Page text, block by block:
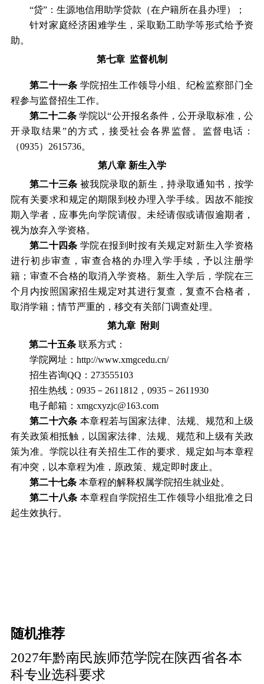
“贷”：生源地信用助学贷款（在户籍所在县办理）；
针对家庭经济困难学生，采取勤工助学等形式给予资
助。
第七章 监督机制
第二十一条 学院招生工作领导小组
、纪检监察部门全
程参与监督招生工作。
第二十二条 学院 以“公开报名条件，公开录取标准，公
开录取结果”的方式，接受社会各界监督。监督电话：
（0935） 2615736。
第八章 新生入学
第二十三条 被我院录取的新生，持录取通知书，按学
院有关要求和规定的期限到校办理入学手续。因故不能按
期入学者，应事先向学院请假。未经请假或请假逾期者，
视为放弃入学资格。
第二十四条 学院在报到时按有关规定对新生入学资格
进行初步审查，审查合格的办理入学手续，予以注册学
籍；审查不合格的取消入学资格。新生入学后， 学院在三
个月内按照国家招生规定对其进行复查，复查不合格者，
取消学籍；情节严重的，移交有关部门调查处理。
第九章 附则
第二十五条 联系方式：
学院网址： http://www.xmgcedu.cn/
招生咨询QQ ： 273555103
招生热线： 0935－ 2611812 ， 0935－ 2611930
电子邮箱： xmgcxyzjc@163.com
第二十六条 本章程若与国家法律、法规、规范和上级
有关政策相抵触，以国家法律、法规、规范和上级有关政
策为准。 学院 以往有关招生工作的要求、规定如与本章程
有冲突，以本章程为准，原政策、规定即时废止。
第二十七条 本章程的解释权属学院招生就业处。
第二十八条 本章程自学院招生工作领导小组批准之日
起生效执行。
随机推荐
2027年黔南民族师范学院在陕西省各本
科专业选科要求